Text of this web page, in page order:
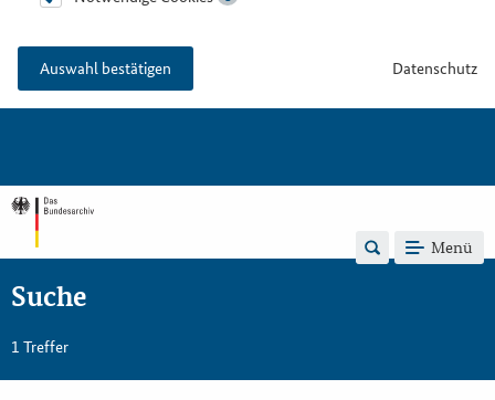
Auswahl bestätigen Datenschutz
Menü
Suche
1 Treffer